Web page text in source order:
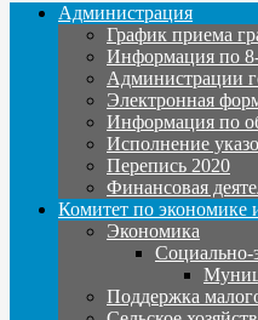
Администрация
График приема
Информация по
Администрации
Электронная
Информация по
Исполнение
Перепись 2020
Финансовая
Комитет по экономике
Экономика
Социально-
Поддержка